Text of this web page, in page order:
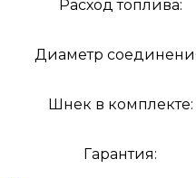
Расход топлива:
Диаметр
Шнек в комплекте:
Гарантия: